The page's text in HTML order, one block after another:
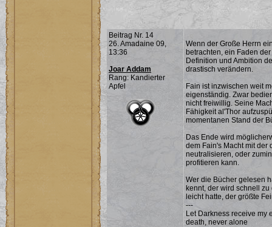
Beitrag Nr. 14
26. Amadaine 09,
13:36
Joar Addam
Rang: Kandierter
Apfel
Wenn der Große Herrn
betrachten, ein Faden
Definition und Ambition
drastisch verändern.
Fain ist inzwischen weit
eigenständig. Zwar
nicht freiwillig. Seine
Fähigkeit al'Thor
momentanen Stand der
Das Ende wird
dem Fain's Macht mit
neutralisieren, oder
profitieren kann.
Wer die Bücher gelesen
kennt, der wird schnell
leicht hatte, der größte
---
Let Darkness receive my
death, never alone